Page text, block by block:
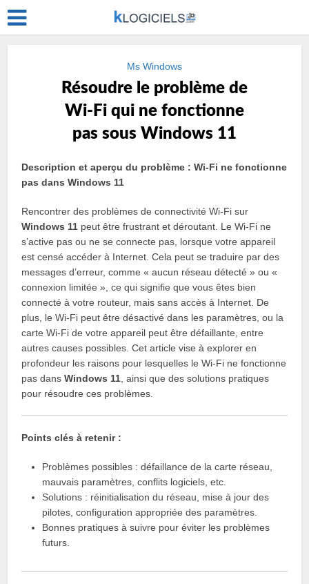
Ms Windows
Résoudre le problème de
Wi-Fi qui ne fonctionne
pas sous Windows 11
Description et aperçu du problème : Wi-Fi ne fonctionne
pas dans Windows 11
Rencontrer des problèmes de connectivité Wi-Fi sur
Windows 11 peut être frustrant et déroutant. Le Wi-Fi ne
s’active pas ou ne se connecte pas, lorsque votre appareil
est censé accéder à Internet. Cela peut se traduire par des
messages d’erreur, comme « aucun réseau détecté » ou «
connexion limitée », ce qui signifie que vous êtes bien
connecté à votre routeur, mais sans accès à Internet. De
plus, le Wi-Fi peut être désactivé dans les paramètres, ou la
carte Wi-Fi de votre appareil peut être défaillante, entre
autres causes possibles. Cet article vise à explorer en
profondeur les raisons pour lesquelles le Wi-Fi ne fonctionne
pas dansWindows 11 , ainsi que des solutions pratiques
pour résoudre ces problèmes.
Points clés à retenir :
Problèmes possibles : défaillance de la carte réseau,
mauvais paramètres, conflits logiciels, etc.
Solutions : réinitialisation du réseau, mise à jour des
pilotes, configuration appropriée des paramètres.
Bonnes pratiques à suivre pour éviter les problèmes
futurs.